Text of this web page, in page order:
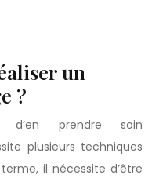
un
?
prendre soin
plusieurs techniques
il nécessite d’être